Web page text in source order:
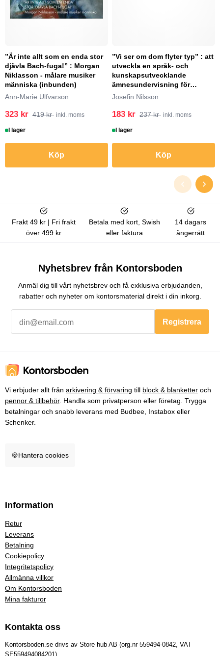
”Är inte allt som en enda stor
djävla Bach-fuga!” : Morgan
Niklasson - målare musiker
människa (inbunden)
Ann-Marie Ulfvarson
323 kr 419 kr inkl. moms
I lager
Köp
”Vi ser om dom flyter typ” : att
utveckla en språk- och
kunskapsutvecklande
ämnesundervisning för
nyanlända elever – möj...
Josefin Nilsson
183 kr 237 kr inkl. moms
I lager
Köp
Frakt 49 kr | Fri frakt
över 499 kr
Betala med kort, Swish
eller faktura
14 dagars
ångerrätt
Nyhetsbrev från Kontorsboden
Anmäl dig till vårt nyhetsbrev och få exklusiva erbjudanden,
rabatter och nyheter om kontorsmaterial direkt i din inkorg.
Registrera
Vi erbjuder allt från arkivering & förvaring till block & blanketter och
pennor & tillbehör. Handla som privatperson eller företag. Trygga
betalningar och snabb leverans med Budbee, Instabox eller
Schenker.
🍪Hantera cookies
Information
Retur
Leverans
Betalning
Cookiepolicy
Integritetspolicy
Allmänna villkor
Om Kontorsboden
Mina fakturor
Kontakta oss
Kontorsboden.se drivs av Store hub AB (org.nr 559494-0842, VAT
SE559494084201)